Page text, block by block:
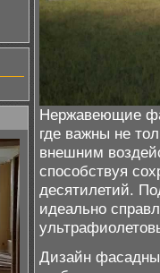
Нержавеющие
где важны не
внешним
способствуя
десятилетий.
идеально
Дизайн